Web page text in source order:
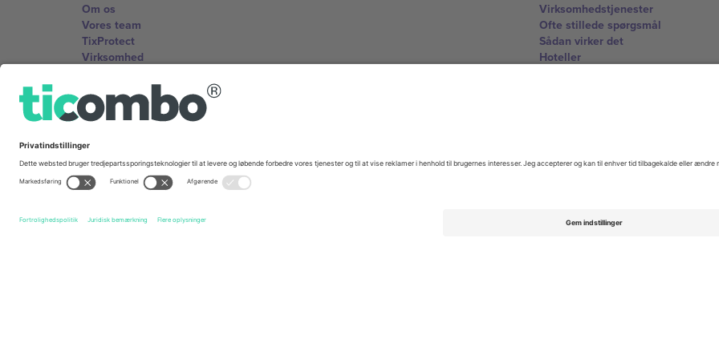
Om os
Vores team
TixProtect
Virksomhed
Partnerprogram
Virksomhedstjenester
Ofte stillede spørgsmål
Sådan virker det
Hoteller